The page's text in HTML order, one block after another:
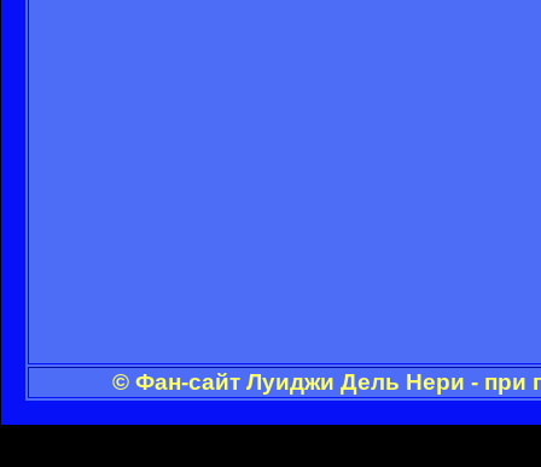
© Фан-сайт Луиджи Дель Нери - при